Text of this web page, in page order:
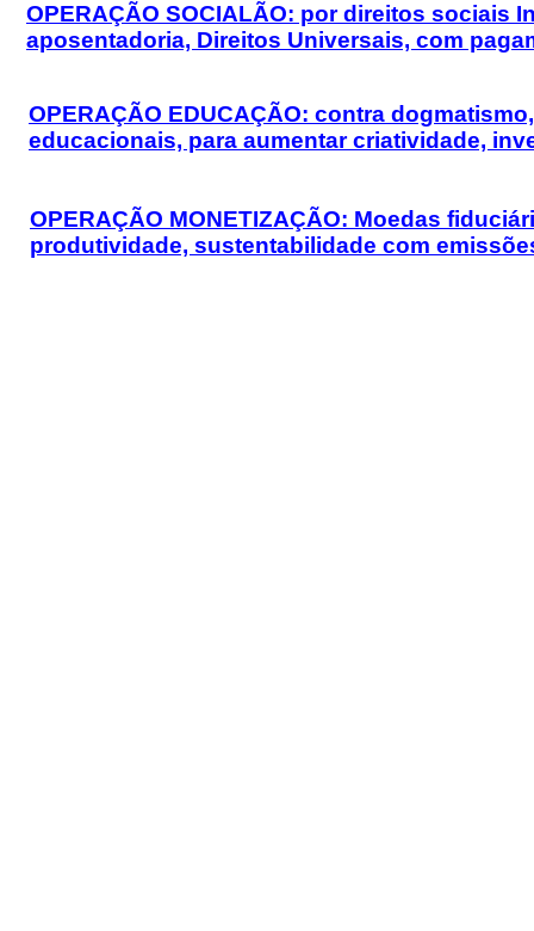
OPERAÇÃO SOCIALÃO: por direitos sociais
aposentadoria, Direitos Universais, com
OPERAÇÃO EDUCAÇÃO: contra
educacionais, para aumentar criatividade,
OPERAÇÃO MONETIZAÇÃO: Moedas
produtividade, sustentabilidade com